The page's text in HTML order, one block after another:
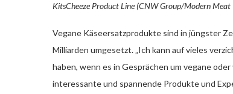
KitsCheeze Product Line (CNW Group/Modern Meat
Vegane Käseersatzprodukte sind in jüngster
Milliarden umgesetzt. „Ich kann auf vieles
haben, wenn es in Gesprächen um vegane
interessante und spannende Produkte und